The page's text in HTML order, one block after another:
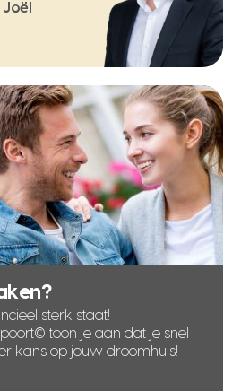
sterk staat!
toon je aan dat je snel
kans op jouw droomhuis!